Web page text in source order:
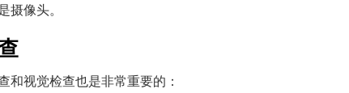
像头。
和视觉检查也是非常重要的：